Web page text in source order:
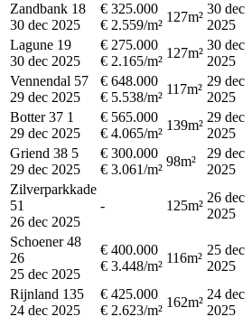
Zandbank 18
30 dec 2025
€ 325.000
€ 2.559/m²
127m²
30 dec
2025
Lagune 19
30 dec 2025
€ 275.000
€ 2.165/m²
127m²
30 dec
2025
Vennendal 57
29 dec 2025
€ 648.000
€ 5.538/m²
117m²
29 dec
2025
Botter 37 1
29 dec 2025
€ 565.000
€ 4.065/m²
139m²
29 dec
2025
Griend 38 5
29 dec 2025
€ 300.000
€ 3.061/m²
98m²
29 dec
2025
Zilverparkkade
51
26 dec 2025
- 125m²
26 dec
2025
Schoener 48
26
25 dec 2025
€ 400.000
€ 3.448/m²
116m²
25 dec
2025
Rijnland 135
24 dec 2025
€ 425.000
€ 2.623/m²
162m²
24 dec
2025